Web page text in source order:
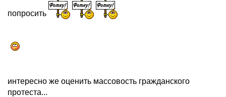
попросить
интересно же оценить массовость гражданского
протеста...